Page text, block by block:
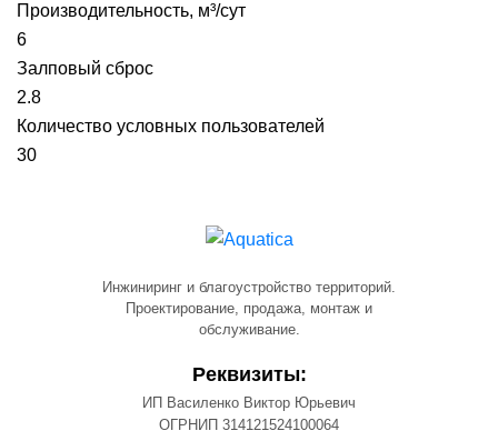
Производительность, м³/сут
6
Залповый сброс
2.8
Количество условных пользователей
30
Инжиниринг и благоустройство территорий.
Проектирование, продажа, монтаж и
обслуживание.
Реквизиты:
ИП Василенко Виктор Юрьевич
ОГРНИП 314121524100064